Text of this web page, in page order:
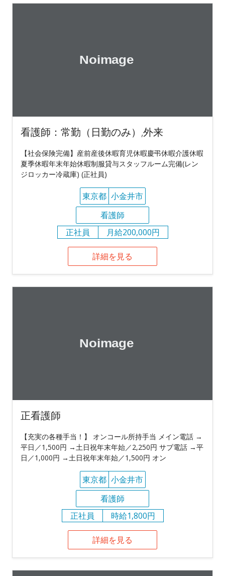
看護師：常勤（日勤のみ）,外来
【社会保険完備】産前産後休暇育児休暇慶弔休暇介護休暇
夏季休暇年末年始休暇制服貸与スタッフルーム完備(レン
ジロッカー冷蔵庫) (正社員)
東京都 小金井市
看護師
正社員
月給200,000円
詳細を見る
正看護師
【充実の各種手当！】 オンコール所持手当 メイン電話 →
平日／1,500円 →土日祝年末年始／2,250円 サブ電話 →平
日／1,000円 →土日祝年末年始／1,500円 オン
東京都 小金井市
看護師
正社員
時給1,800円
詳細を見る